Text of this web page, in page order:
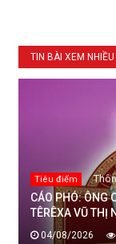
TIN BÀI XEM NHIỀU
Tiêu điểm
CÁO PHÓ: ÔNG
TÊRÊXA VŨ THỊ
MAI THỊ THỊNH,
04/08/2026